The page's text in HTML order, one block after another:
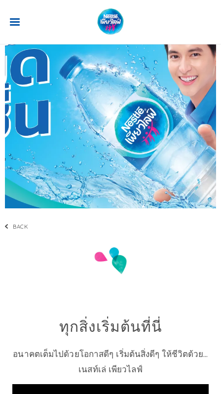
BACK
ทุกสิ่งเริ่มต้นที่นี่
อนาคตเต็มไปด้วยโอกาสดีๆ เริ่มต้นสิ่งดีๆ ให้ชีวิตด้วย...
เนสท์เล่ เพียวไลฟ์